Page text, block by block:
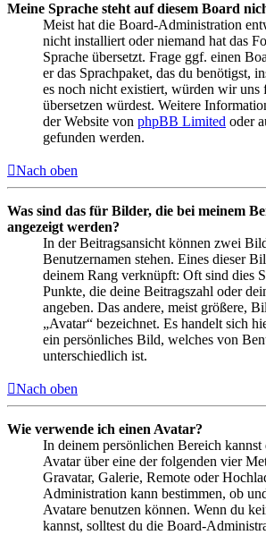
Meine Sprache steht auf diesem Board
Meist hat die Board-Administration
nicht installiert oder niemand hat das
Sprache übersetzt. Frage ggf. einen
er das Sprachpaket, das du benötigst,
es noch nicht existiert, würden wir uns
übersetzen würdest. Weitere
der Website von phpBB Limited oder
gefunden werden.
Nach oben
Was sind das für Bilder, die bei meinem
angezeigt werden?
In der Beitragsansicht können zwei
Benutzernamen stehen. Eines dieser
deinem Rang verknüpft: Oft sind dies
Punkte, die deine Beitragszahl oder
angeben. Das andere, meist größere,
„Avatar“ bezeichnet. Es handelt sich
ein persönliches Bild, welches von
unterschiedlich ist.
Nach oben
Wie verwende ich einen Avatar?
In deinem persönlichen Bereich
Avatar über eine der folgenden vier
Gravatar, Galerie, Remote oder
Administration kann bestimmen, ob
Avatare benutzen können. Wenn du
kannst, solltest du die Board-